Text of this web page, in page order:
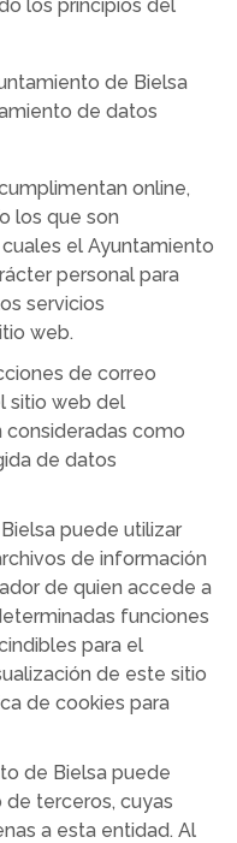
los principios del
de Bielsa
de datos
online,
los que son
el Ayuntamiento
personal para
servicios
web.
de correo
sitio web del
consideradas como
de datos
puede utilizar
de información
de quien accede a
funciones
para el
de este sitio
de cookies para
de Bielsa puede
terceros, cuyas
a esta entidad. Al